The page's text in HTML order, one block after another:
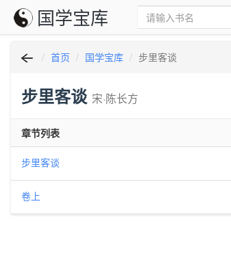
国学宝库
首页 国学宝库 步里客谈
步里客谈 宋·陈长方
章节列表
步里客谈
卷上